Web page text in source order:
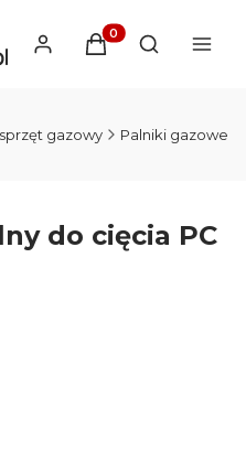
Produkty w
Otwórz
gazowy Palniki gazowe
do cięcia PC